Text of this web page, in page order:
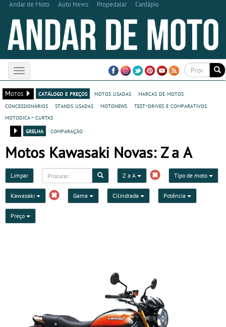
Andar de Moto Auto News Propedalar Cardápio
Toggle
navigation
Motos
catálogo e preços motos usadas
marcas de motos
concessionários
stands usadas motonews
test-drives e comparativos
motodica - curtas
grelha
comparação
Motos Kawasaki Novas: Z a A
Limpar Z a A Tipo de moto
Kawasaki Gama Cilindrada Potência
Preço